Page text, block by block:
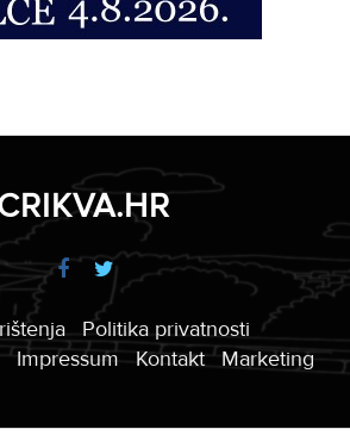
Politika privatnosti
Impressum Kontakt Marketing